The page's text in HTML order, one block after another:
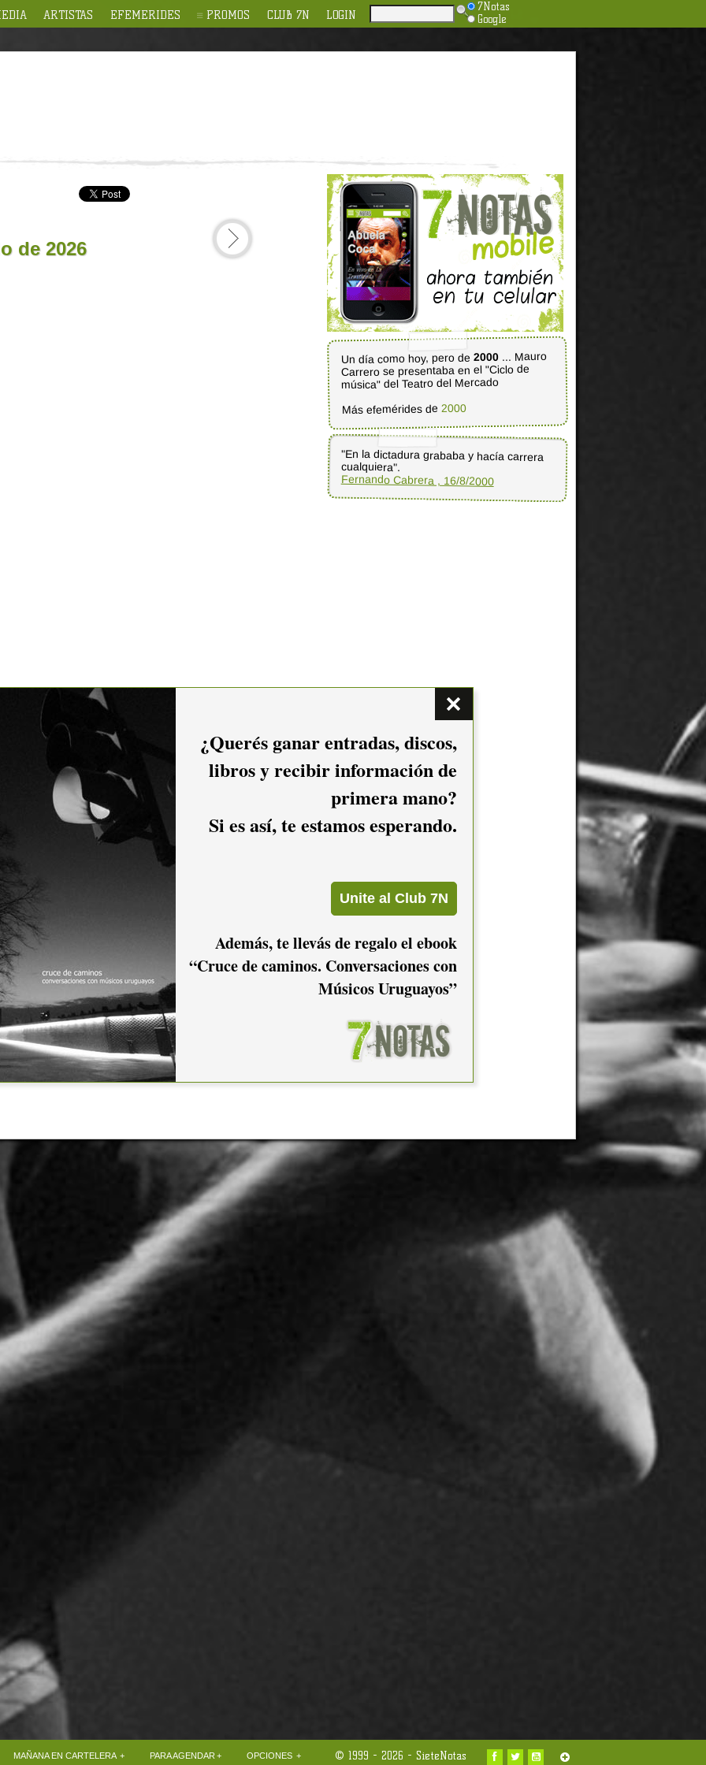
ARTISTAS EFEMERIDES PROMOS CLUB 7N LOGIN
7Notas
Google
de 2026
Un día como hoy, pero de 2000 ... Mauro
Carrero se presentaba en el "Ciclo de
música" del Teatro del Mercado
Más efemérides de 2000
"En la dictadura grababa y hacía carrera
cualquiera".
Fernando Cabrera , 16/8/2000
MAÑANA EN CARTELERA + PARA AGENDAR + OPCIONES + © 1999 - 2026 - SieteNotas  
¿Querés ganar entradas, discos,
libros y recibir información de
primera mano?
Si es así, te estamos esperando.
Además, te llevás de regalo el ebook
“Cruce de caminos. Conversaciones con
Músicos Uruguayos”